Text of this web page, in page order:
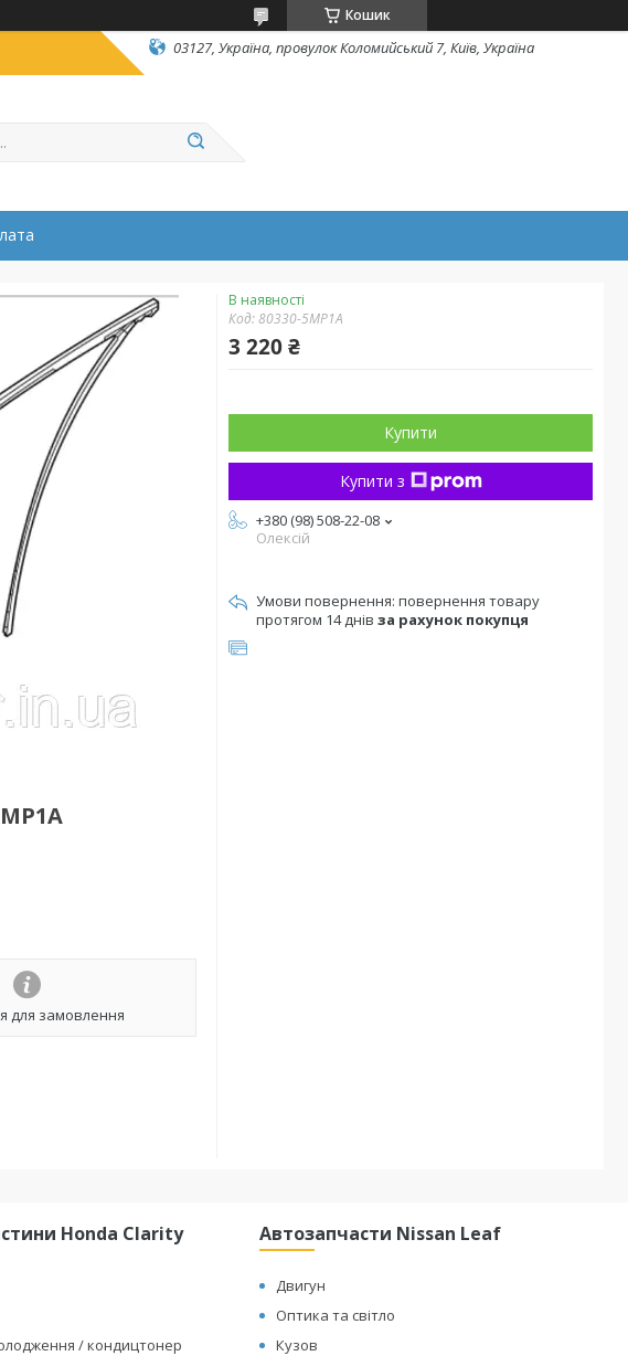
Кошик
03127, Україна, провулок Коломийський 7, Київ, Україна
для замовлення
В наявності
Код:80330-5MP1A
3 220 ₴
Купити
Купити з
+380 (98) 508-22-08
Олексій
повернення товару
протягом 14 днів за рахунок покупця
Honda Clarity
/ кондицтонер
Автозапчасти Nissan Leaf
Двигун
Оптика та світло
Кузов